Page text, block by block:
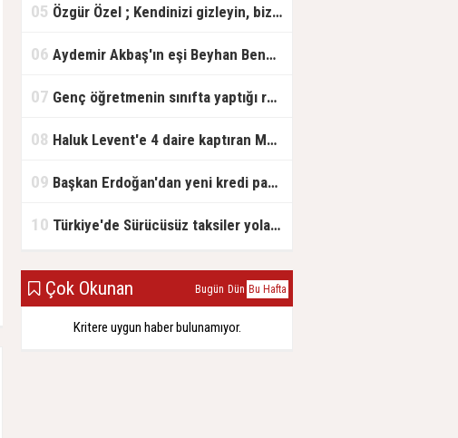
05 Özgür Özel ; Kendinizi gizleyin, bizden işaret bekleyin
06 Aydemir Akbaş'ın eşi Beyhan Benek Akbaş hayatını kaybetti
07 Genç öğretmenin sınıfta yaptığı rezil paylaşım
08 Haluk Levent'e 4 daire kaptıran Müteahhit soluğu savcılıkta aldı
09 Başkan Erdoğan'dan yeni kredi paketi müjdesi: 6 ay geri ödemesiz, 36 ay vadeli
10 Türkiye'de Sürücüsüz taksiler yola çıkmaya hazırlanıyor
Çok Okunan Bugün Dün Bu Hafta
Kritere uygun haber bulunamıyor.